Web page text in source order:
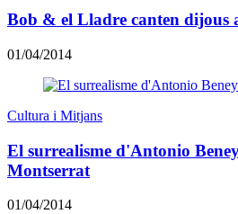
Bob & el Lladre canten dijous
01/04/2014
Cultura i Mitjans
El surrealisme d'Antonio
Montserrat
01/04/2014